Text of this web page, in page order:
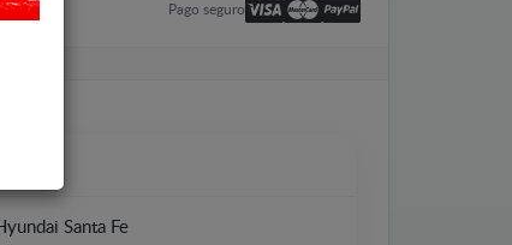
Pago seguro
Santa Fe